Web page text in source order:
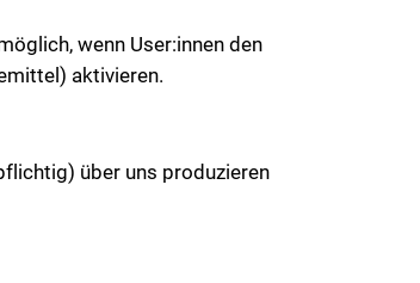
wenn User:innen den
aktivieren.
über uns produzieren